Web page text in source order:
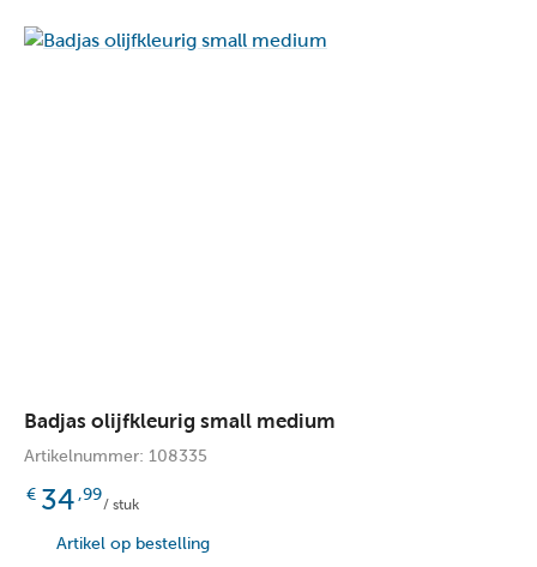
Badjas olijfkleurig small medium
Artikelnummer: 108335
€ 34 ,99
/ stuk
Artikel op bestelling